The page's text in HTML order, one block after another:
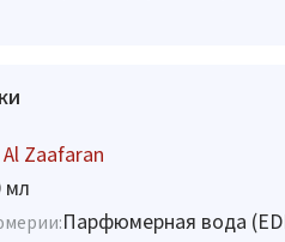
Zaafaran
мл
Парфюмерная вода